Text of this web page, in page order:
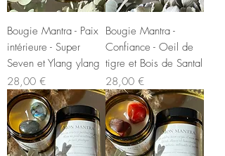
Bougie Mantra - Paix
intérieure - Super
Seven et Ylang ylang
Prix
28,00 €
Bougie Mantra -
Confiance - Oeil de
tigre et Bois de Santal
Prix
28,00 €